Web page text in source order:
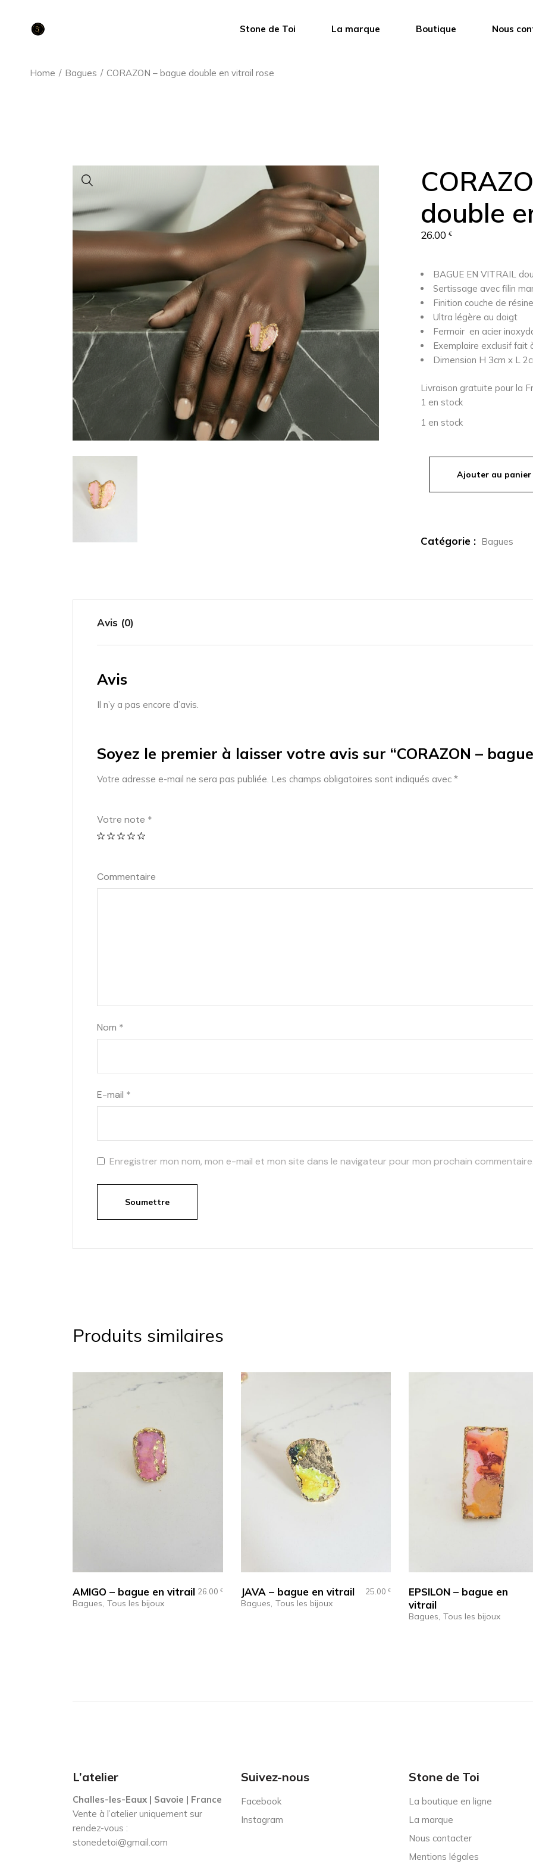
Stone de Toi La marque Boutique Nous
Home Bagues CORAZON – bague double en vitrail rose
double
26.00 €
BAGUE EN VITRAIL
Sertissage avec filin
Finition couche de
Ultra légère au doigt
Fermoir en acier
Exemplaire exclusif fait
Dimension H 3cm x L
Livraison gratuite pour la
1 en stock
1 en stock
quantité de CORAZON
Ajouter au panier
Catégorie : Bagues
Avis (0)
Avis
Il n’y a pas encore d’avis.
Soyez le premier à laisser votre avis sur “CORAZON –
Votre adresse e-mail ne sera pas publiée. Les champs obligatoires sont indiqués avec *
Votre note *
Commentaire
Nom *
E-mail *
Enregistrer mon nom, mon e-mail et mon site dans le navigateur pour mon prochain
Soumettre
Produits similaires
AMIGO – bague en vitrail 26.00 €
Bagues Tous les bijoux
JAVA – bague en vitrail 25.00 €
Bagues Tous les bijoux
EPSILON – bague en
vitrail
Bagues Tous les bijoux
L’atelier
Challes-les-Eaux | Savoie | France
Vente à l’atelier uniquement sur
rendez-vous :
stonedetoi@gmail.com
Suivez-nous
Facebook
Instagram
Stone de Toi
La boutique en ligne
La marque
Nous contacter
Mentions légales